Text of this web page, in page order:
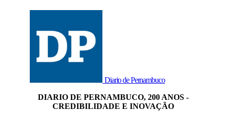
Diario de Pernambuco
DIARIO DE PERNAMBUCO, 200 ANOS -
CREDIBILIDADE E INOVAÇÃO